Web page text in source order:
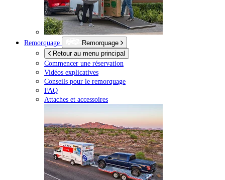
Remorquage
Remorquage
Retour au menu principal
Commencer une réservation
Vidéos explicatives
Conseils pour le remorquage
FAQ
Attaches et accessoires